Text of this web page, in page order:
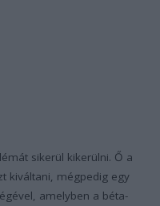
sikerül kikerülni. Ő a
kiváltani, mégpedig egy
amelyben a béta-